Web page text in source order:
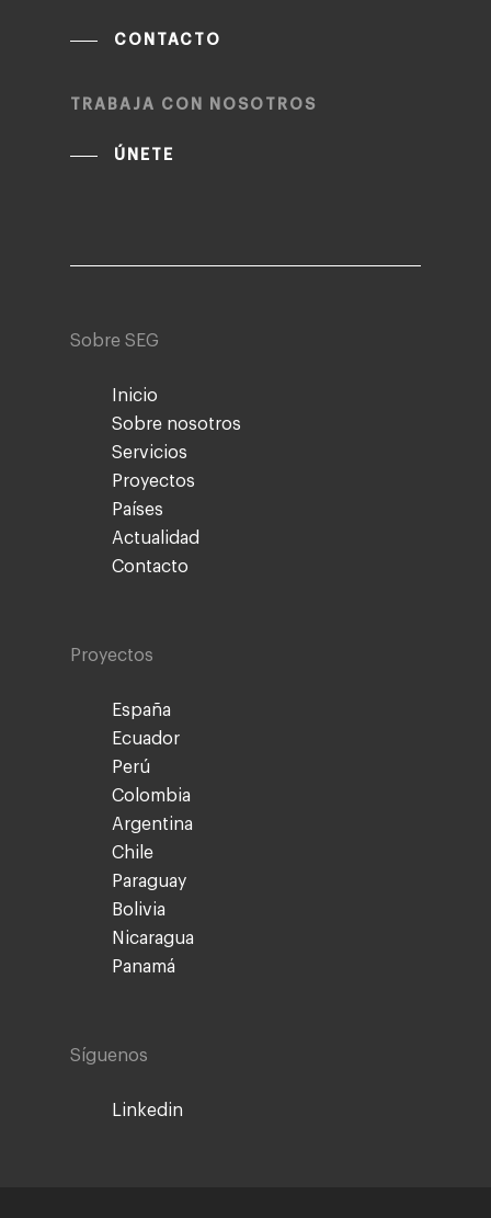
CONTACTO
TRABAJA CON NOSOTROS
ÚNETE
Sobre SEG
Inicio
Sobre nosotros
Servicios
Proyectos
Países
Actualidad
Contacto
Proyectos
España
Ecuador
Perú
Colombia
Argentina
Chile
Paraguay
Bolivia
Nicaragua
Panamá
Síguenos
Linkedin